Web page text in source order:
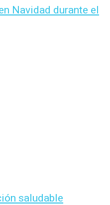
Navidad durante el
saludable